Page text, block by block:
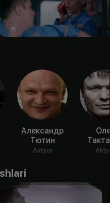
Александр
Тютин
Aktyor